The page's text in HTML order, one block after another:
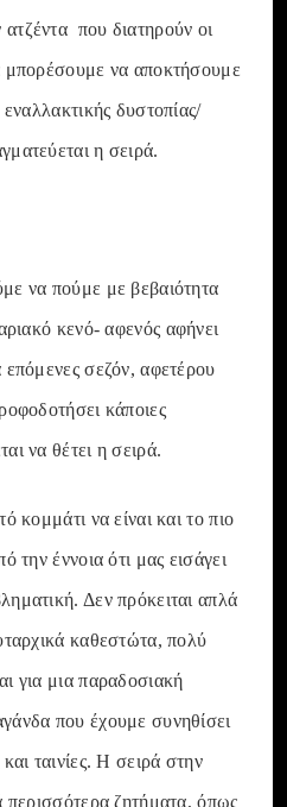
που διατηρούν οι
μπορέσουμε να αποκτήσουμε
δυστοπίας/
η σειρά.
να πούμε με βεβαιότητα
κενό- αφενός αφήνει
επόμενες σεζόν, αφετέρου
κάποιες
να θέτει η σειρά.
κομμάτι να είναι και το πιο
την έννοια ότι μας εισάγει
Δεν πρόκειται απλά
καθεστώτα, πολύ
για μια παραδοσιακή
που έχουμε συνηθίσει
ταινίες. Η σειρά στην
περισσότερα ζητήματα, όπως